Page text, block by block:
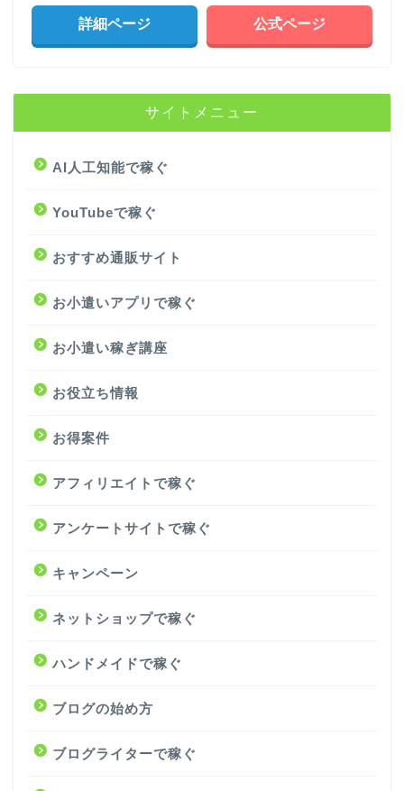
詳細ページ 公式ページ
サイトメニュー
AI人工知能で稼ぐ
YouTubeで稼ぐ
おすすめ通販サイト
お小遣いアプリで稼ぐ
お小遣い稼ぎ講座
お役立ち情報
お得案件
アフィリエイトで稼ぐ
アンケートサイトで稼ぐ
キャンペーン
ネットショップで稼ぐ
ハンドメイドで稼ぐ
ブログの始め方
ブログライターで稼ぐ